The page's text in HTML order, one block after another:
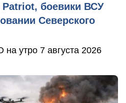
Patriot, боевики ВСУ
Северского
утро 7 августа 2026